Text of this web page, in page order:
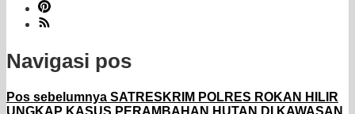
Navigasi pos
Pos sebelumnya SATRESKRIM POLRES ROKAN HILIR